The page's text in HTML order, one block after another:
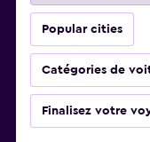
Popular cities
Catégories de
Finalisez votre